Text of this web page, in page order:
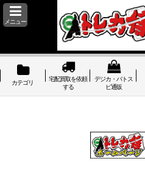
メニュー
カテゴリ
宅配買取を依頼
する
デジカ・バトス
ピ通販